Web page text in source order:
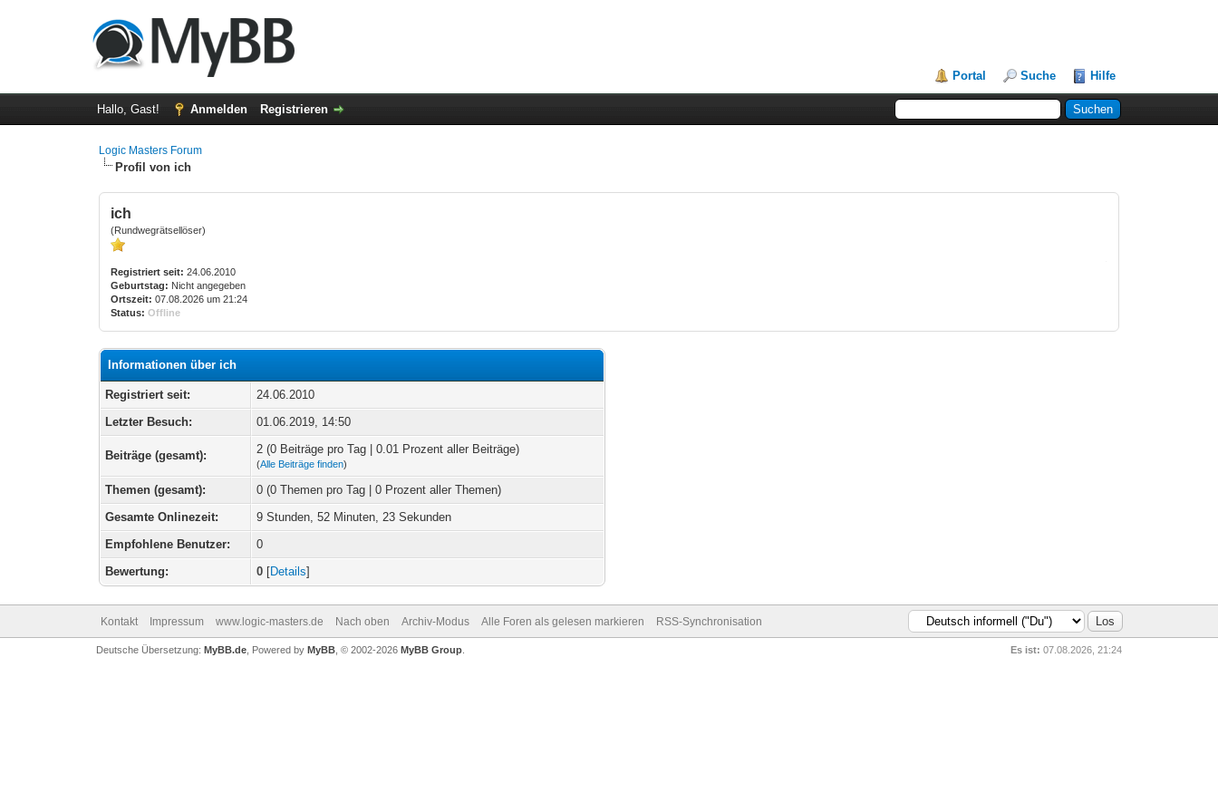
Portal Suche Hilfe
Hallo, Gast! Anmelden Registrieren
Logic Masters Forum
Profil von ich
ich
(Rundwegrätsellöser)
Registriert seit: 24.06.2010
Geburtstag: Nicht angegeben
Ortszeit: 07.08.2026 um 21:24
Status: Offline
Informationen über ich
Registriert seit:
24.06.2010
Letzter Besuch:
01.06.2019, 14:50
Beiträge (gesamt): 2 (0 Beiträge pro Tag | 0.01 Prozent aller Beiträge)
(Alle Beiträge finden)
Themen (gesamt):
0 (0 Themen pro Tag | 0 Prozent aller Themen)
Gesamte Onlinezeit:
9 Stunden, 52 Minuten, 23 Sekunden
Empfohlene Benutzer:
0
Bewertung:
0 [Details]
Kontakt Impressum www.logic-masters.de Nach oben Archiv-Modus Alle Foren als gelesen markieren RSS-Synchronisation
Es ist: 07.08.2026, 21:24
Deutsche Übersetzung: MyBB.de, Powered by MyBB, © 2002-2026 MyBB Group.